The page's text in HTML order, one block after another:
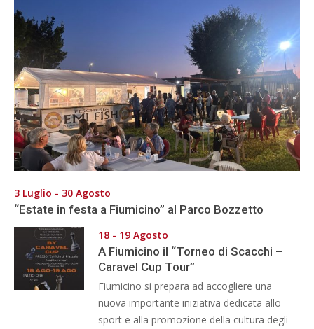
3 Luglio - 30 Agosto
“Estate in festa a Fiumicino” al Parco Bozzetto
18 - 19 Agosto
A Fiumicino il “Torneo di Scacchi –
Caravel Cup Tour”
Fiumicino si prepara ad accogliere una
nuova importante iniziativa dedicata allo
sport e alla promozione della cultura degli